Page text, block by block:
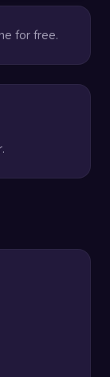
for free.